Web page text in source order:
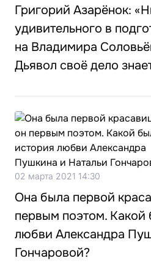
Григорий Азарёнок:
удивительного в
на Владимира
Дьявол своё дело
02 марта 2021 14:30
Она была первой
первым поэтом. Какой
любви Александра
Гончаровой?